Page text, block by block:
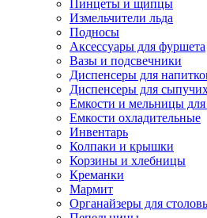
Пинцеты и щипцы
Измельчители льда
Подносы
Аксессуары для фуршета
Вазы и подсвечники
Диспенсеры для
Диспенсеры для
Емкости и мельницы
Емкости охладительные
Инвентарь
Колпаки и крышки
Корзины и хлебницы
Креманки
Мармит
Органайзеры для